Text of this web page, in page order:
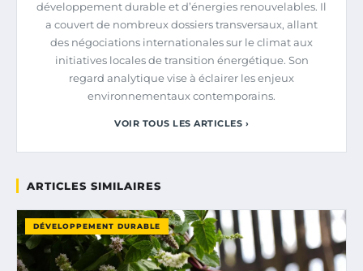
développement durable et d’énergies renouvelables. Il
a couvert de nombreux dossiers transversaux, allant
des négociations internationales sur le climat aux
initiatives locales de transition énergétique. Son
regard analytique vise à éclairer les enjeux
environnementaux contemporains.
VOIR TOUS LES ARTICLES ›
ARTICLES SIMILAIRES
DÉVELOPPEMENT DURABLE